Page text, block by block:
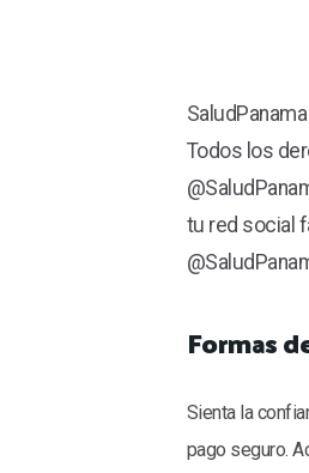
Todos los
tu red social
Formas
Sienta la
pago seguro.